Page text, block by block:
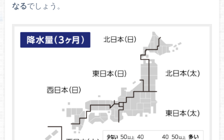
なるでしょう。